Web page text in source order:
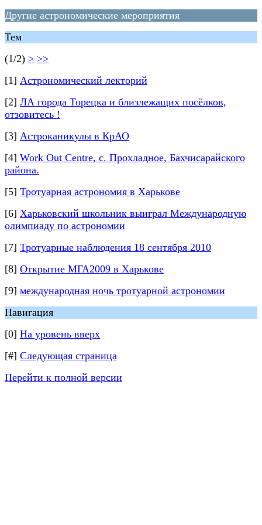
Другие астрономические мероприятия
Тем
(1/2) > >>
[1] Астрономический лекторий
[2] ЛА города Торецка и близлежащих посёлков,
отзовитесь !
[3] Астроканикулы в КрАО
[4] Work Out Centre, с. Прохладное, Бахчисарайского
района.
[5] Тротуарная астрономия в Харькове
[6] Харьковский школьник выиграл Международную
олимпиаду по астрономии
[7] Тротуарные наблюдения 18 сентября 2010
[8] Открытие МГА2009 в Харькове
[9] международная ночь тротуарной астрономии
Навигация
[0] На уровень вверх
[#] Следующая страница
Перейти к полной версии